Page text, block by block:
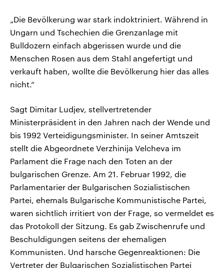
„Die Bevölkerung war stark indoktriniert. Während in
Ungarn und Tschechien die Grenzanlage mit
Bulldozern einfach abgerissen wurde und die
Menschen Rosen aus dem Stahl angefertigt und
verkauft haben, wollte die Bevölkerung hier das alles
nicht.“
Sagt Dimitar Ludjev, stellvertretender
Ministerpräsident in den Jahren nach der Wende und
bis 1992 Verteidigungsminister. In seiner Amtszeit
stellt die Abgeordnete Verzhinija Velcheva im
Parlament die Frage nach den Toten an der
bulgarischen Grenze. Am 21. Februar 1992, die
Parlamentarier der Bulgarischen Sozialistischen
Partei, ehemals Bulgarische Kommunistische Partei,
waren sichtlich irritiert von der Frage, so vermeldet es
das Protokoll der Sitzung. Es gab Zwischenrufe und
Beschuldigungen seitens der ehemaligen
Kommunisten. Und harsche Gegenreaktionen: Die
Vertreter der Bulgarischen Sozialistischen Partei